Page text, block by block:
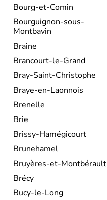
Bourg-et-Comin
Bourguignon-sous-
Montbavin
Braine
Brancourt-le-Grand
Bray-Saint-Christophe
Braye-en-Laonnois
Brenelle
Brie
Brissy-Hamégicourt
Brunehamel
Bruyères-et-Montbérault
Brécy
Bucy-le-Long